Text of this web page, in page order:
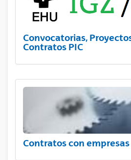
Convocatorias,
Contratos PIC
Contratos con